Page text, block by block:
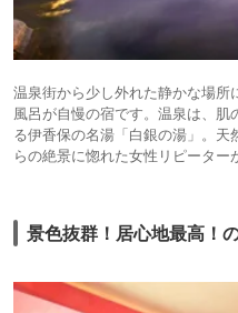
温泉街から少し外れた静かな場所
風呂が自慢の宿です。温泉は、肌
る伊香保の名湯「白銀の湯」。
らの絶景に惚れた女性リピーター
景色抜群！居心地最高！